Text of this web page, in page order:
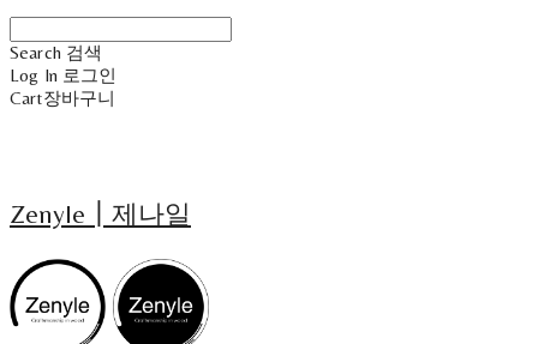
Search 검색
Log In 로그인
Cart장바구니
Zenyle┃제나일